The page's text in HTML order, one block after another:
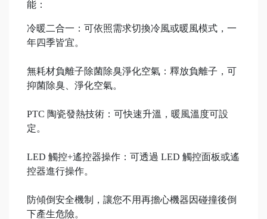
能：
冷暖二合一：可依照需求切換冷風或暖風模式，一
年四季皆宜。
無耗材負離子除菌除臭淨化空氣：釋放負離子，可
抑菌除臭、淨化空氣。
PTC 陶瓷發熱技術：可快速升溫，暖風溫度可設
定。
LED 觸控+遙控器操作：可透過 LED 觸控面板或遙
控器進行操作。
防傾倒安全機制，讓您不用再擔心機器因碰撞後倒
下產生危險。